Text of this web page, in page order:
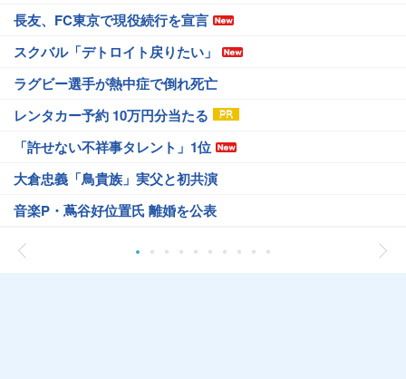
長友、FC東京で現役続行を宣言
スクバル「デトロイト戻りたい」
ラグビー選手が熱中症で倒れ死亡
レンタカー予約 10万円分当たる
「許せない不祥事タレント」1位
大倉忠義「鳥貴族」実父と初共演
音楽P・蔦谷好位置氏 離婚を公表